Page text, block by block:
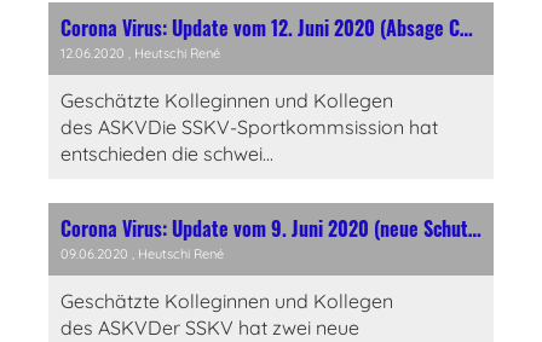
Corona Virus: Update vom 12. Juni 2020 (Absage CH-Klubmeisterschaft)
12.06.2020 , Heutschi René
Geschätzte Kolleginnen und Kollegen
des ASKVDie SSKV-Sportkommsission hat
entschieden die schwei...
Corona Virus: Update vom 9. Juni 2020 (neue Schutzkonzepte)
09.06.2020 , Heutschi René
Geschätzte Kolleginnen und Kollegen
des ASKVDer SSKV hat zwei neue